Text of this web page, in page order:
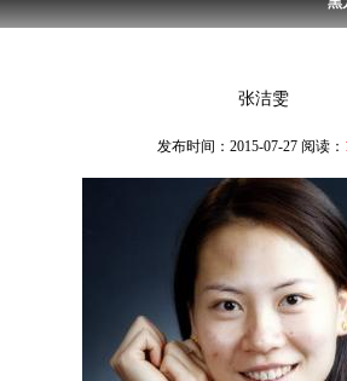
张洁雯
发布时间：2015-07-27 阅读：